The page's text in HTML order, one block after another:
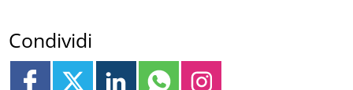
Condividi